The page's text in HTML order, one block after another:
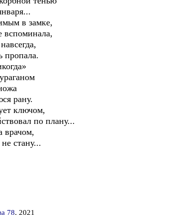
в замке,
вспоминала,
пропала.
рану.
ключом,
по плану...
врачом,
стану...
78, 2021